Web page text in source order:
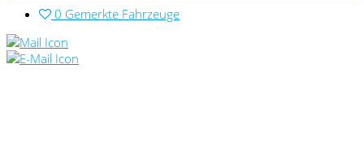
0 Gemerkte Fahrzeuge